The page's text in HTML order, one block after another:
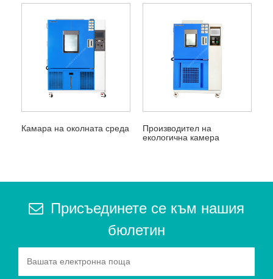
Камара на околната среда
Производител на
екологична камера
Присъединете се към нашия
бюлетин